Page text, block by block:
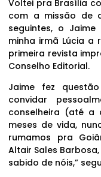
Voltei pra Brasília
com a missão de
seguintes, o
minha irmã Lúcia a
primeira revista
Conselho Editorial.
Jaime fez
convidar
conselheira (até a
meses de vida,
rumamos pra
Altair Sales
sabido de nóis,”